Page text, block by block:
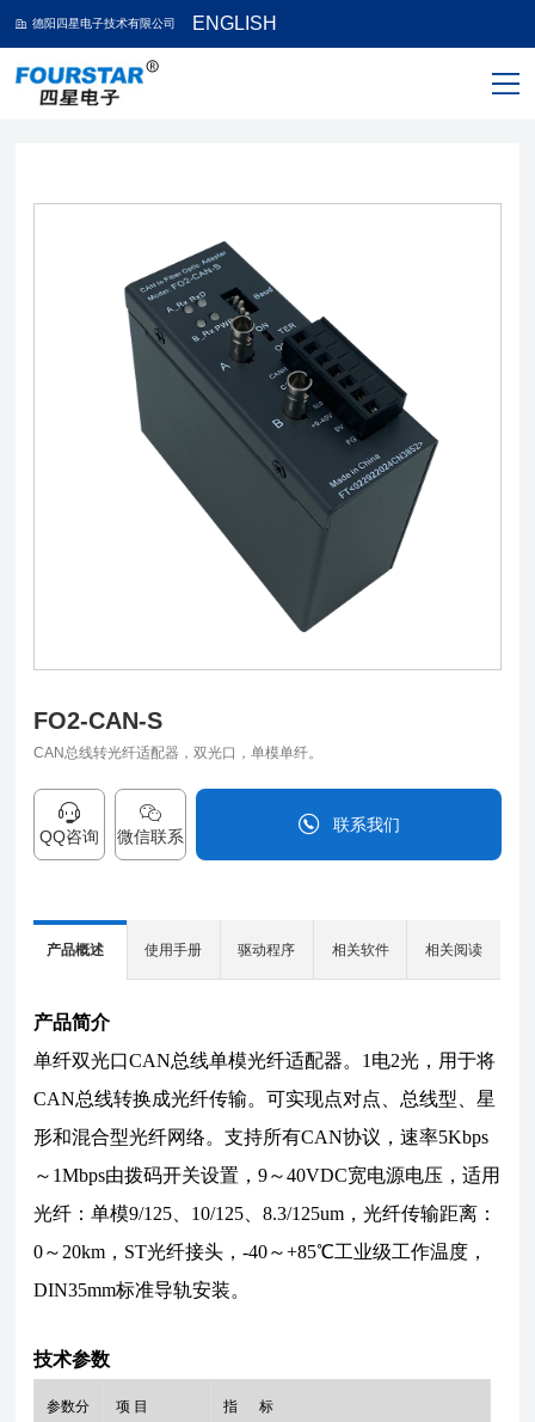
德阳四星电子技术有限公司 ENGLISH
FO2-CAN-S
CAN总线转光纤适配器，双光口，单模单纤。
QQ咨询 微信联系
联系我们
产品概述 使用手册 驱动程序 相关软件 相关阅读
产品简介
单纤双光口CAN总线单模光纤适配器。1电2光，用于将
CAN总线转换成光纤传输。可实现点对点、总线型、星
形和混合型光纤网络。支持所有CAN协议，速率5Kbps
～1Mbps由拨码开关设置，9～40VDC宽电源电压，适用
光纤：单模9/125、10/125、8.3/125um，光纤传输距离：
0～20km，ST光纤接头，-40～+85℃工业级工作温度，
DIN35mm标准导轨安装。
技术参数
参数分
项 目 指 标